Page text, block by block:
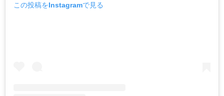
この投稿をInstagramで見る